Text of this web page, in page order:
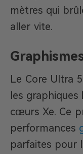
mètres qui
aller vite.
Le Core Ultra
les
cœurs Xe. Ce
performances
parfaites pour